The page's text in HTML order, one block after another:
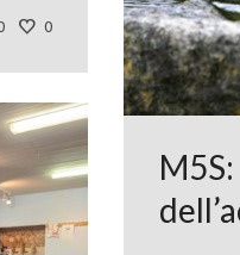
0